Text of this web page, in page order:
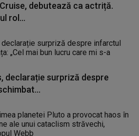
debutează ca actriță.
rol...
declarație surpriză despre